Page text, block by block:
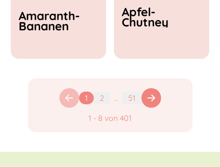
Amaranth-
Bananen
Apfel-
Chutney
1 2 ... 51
1 - 8 von 401